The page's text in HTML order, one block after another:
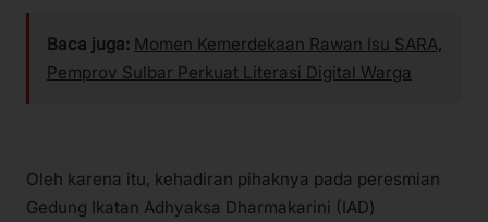
Baca juga: Momen Kemerdekaan Rawan Isu SARA,
Pemprov Sulbar Perkuat Literasi Digital Warga
Oleh karena itu, kehadiran pihaknya pada peresmian
Gedung Ikatan Adhyaksa Dharmakarini (IAD)